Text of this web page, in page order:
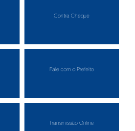
Contra Cheque
Fale com o Prefeito
Transmissão Online